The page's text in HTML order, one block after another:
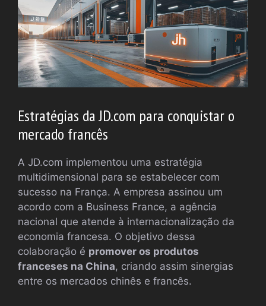
Estratégias da JD.com para conquistar o
mercado francês
A JD.com implementou uma estratégia
multidimensional para se estabelecer com
sucesso na França. A empresa assinou um
acordo com a Business France, a agência
nacional que atende à internacionalização da
economia francesa. O objetivo dessa
colaboração é promover os produtos
franceses na China, criando assim sinergias
entre os mercados chinês e francês.